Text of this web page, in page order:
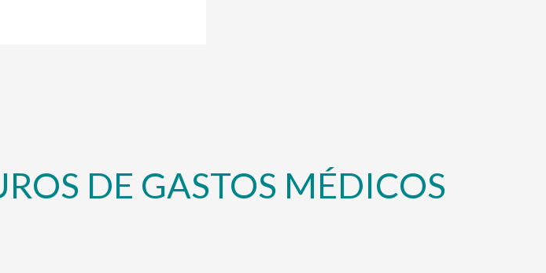
DE GASTOS MÉDICOS